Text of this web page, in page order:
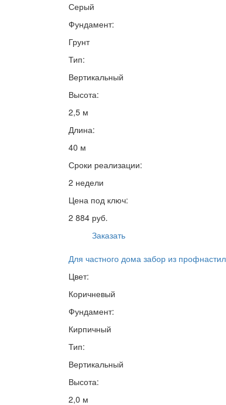
Серый
Фундамент:
Грунт
Тип:
Вертикальный
Высота:
2,5 м
Длина:
40 м
Сроки реализации:
2 недели
Цена под ключ:
2 884 руб.
Заказать
Для частного дома забор из
Цвет:
Коричневый
Фундамент:
Кирпичный
Тип:
Вертикальный
Высота:
2,0 м